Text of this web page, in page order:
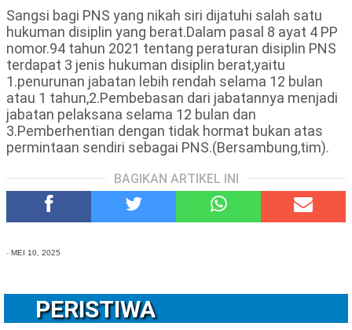
Sangsi bagi PNS yang nikah siri dijatuhi salah satu
hukuman disiplin yang berat.Dalam pasal 8 ayat 4 PP
nomor.94 tahun 2021 tentang peraturan disiplin PNS
terdapat 3 jenis hukuman disiplin berat,yaitu
1.penurunan jabatan lebih rendah selama 12 bulan
atau 1 tahun,2.Pembebasan dari jabatannya menjadi
jabatan pelaksana selama 12 bulan dan
3.Pemberhentian dengan tidak hormat bukan atas
permintaan sendiri sebagai PNS.(Bersambung,tim).
BAGIKAN ARTIKEL INI
- MEI 10, 2025
PERISTIWA